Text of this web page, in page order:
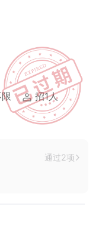
招1人
通过2项